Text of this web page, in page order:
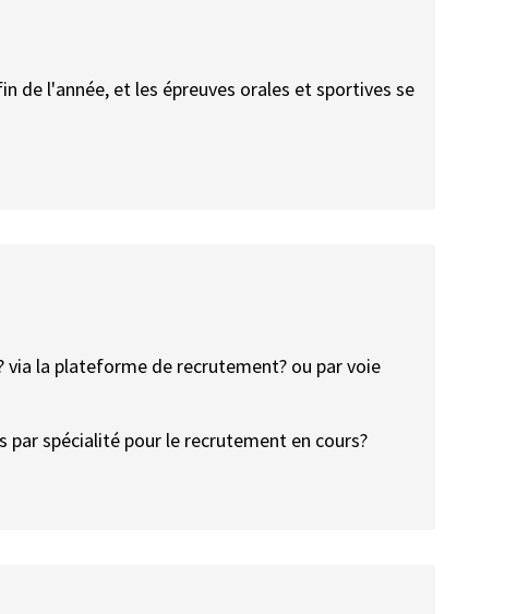
de l'année, et les épreuves orales et sportives se
la plateforme de recrutement? ou par voie
spécialité pour le recrutement en cours?